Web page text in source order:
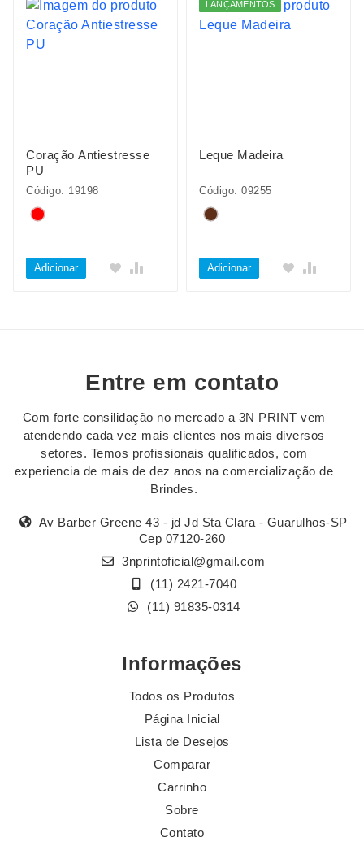
Coração Antiestresse
PU
Código: 19198
Adicionar
LANÇAMENTOS
Leque Madeira
Código: 09255
Adicionar
Entre em contato
Com forte consilidação no mercado a 3N PRINT vem
atendendo cada vez mais clientes nos mais diversos
setores. Temos profissionais qualificados, com
experiencia de mais de dez anos na comercialização de
Brindes.
Av Barber Greene 43 - jd Jd Sta Clara - Guarulhos-SP
Cep 07120-260
3nprintoficial@gmail.com
(11) 2421-7040
(11) 91835-0314
Informações
Todos os Produtos
Página Inicial
Lista de Desejos
Comparar
Carrinho
Sobre
Contato